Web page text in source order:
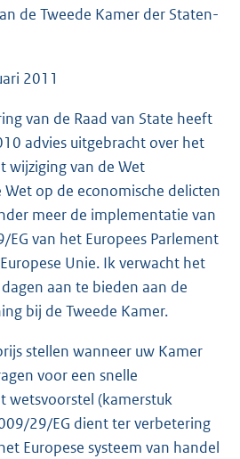
de Tweede Kamer der Staten-
2011
van de Raad van State heeft
advies uitgebracht over het
wijziging van de Wet
op de economische delicten
meer de implementatie van
van het Europees Parlement
Unie. Ik verwacht het
aan te bieden aan de
bij de Tweede Kamer.
stellen wanneer uw Kamer
voor een snelle
wetsvoorstel (kamerstuk
29/EG dient ter verbetering
Europese systeem van handel